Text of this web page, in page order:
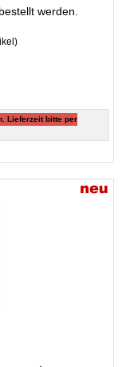
werden.
)
Lieferzeit bitte per